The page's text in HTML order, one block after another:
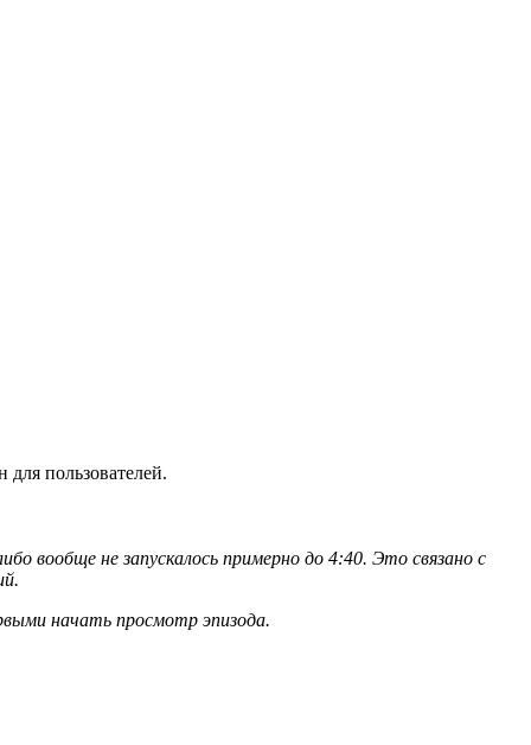
пользователей.
вообще не запускалось примерно до 4:40. Это связано с
начать просмотр эпизода.